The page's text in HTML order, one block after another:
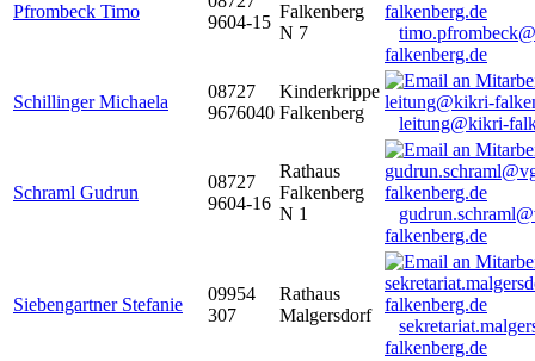
Pfrombeck Timo
9604-15
Falkenberg
N 7
falkenberg.de
Schillinger Michaela
08727
9676040
Kinderkrippe
Falkenberg
leitung@kikri-
Schraml Gudrun
08727
9604-16
Rathaus
Falkenberg
N 1
falkenberg.de
Siebengartner Stefanie
09954
307
Rathaus
Malgersdorf
falkenberg.de